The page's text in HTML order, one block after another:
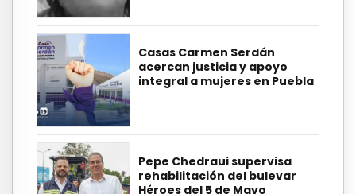
Casas Carmen Serdán
acercan justicia y apoyo
integral a mujeres en Puebla
Pepe Chedraui supervisa
rehabilitación del bulevar
Héroes del 5 de Mayo